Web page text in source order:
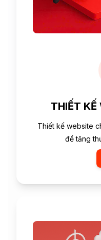
THIẾT KẾ
Thiết kế website
để tăng